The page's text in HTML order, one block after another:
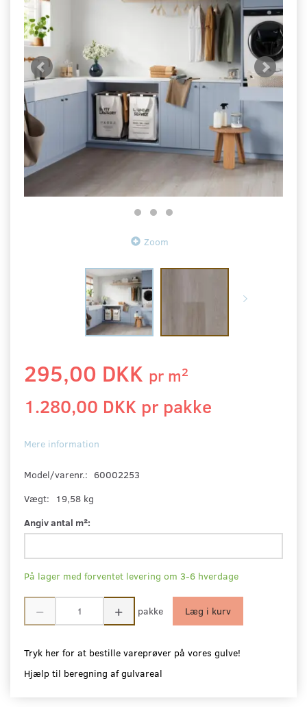
Zoom
295,00 DKK pr m2
1.280,00 DKK pr pakke
Mere information
Model/varenr.: 60002253
Vægt:
19,58 kg
Angiv antal m²:
På lager med forventet levering om 3-6 hverdage
pakke Læg i kurv
Tryk her for at bestille vareprøver på vores gulve!
Hjælp til beregning af gulvareal